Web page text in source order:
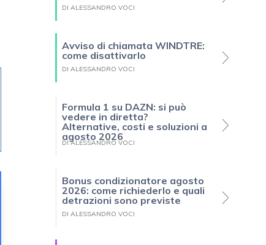
DI ALESSANDRO VOCI
Avviso di chiamata WINDTRE:
come disattivarlo
DI ALESSANDRO VOCI
Formula 1 su DAZN: si può
vedere in diretta?
Alternative, costi e soluzioni a
agosto 2026
DI ALESSANDRO VOCI
Bonus condizionatore agosto
2026: come richiederlo e quali
detrazioni sono previste
DI ALESSANDRO VOCI